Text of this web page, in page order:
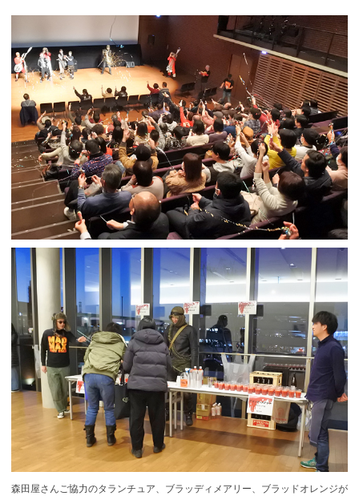
森田屋さんご協力のタランチュア、ブラッディメアリー、ブラッドオレンジが